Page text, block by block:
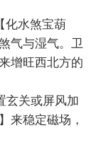
化水煞宝葫
气与湿气。卫
增旺西北方的
玄关或屏风加
来稳定磁场，